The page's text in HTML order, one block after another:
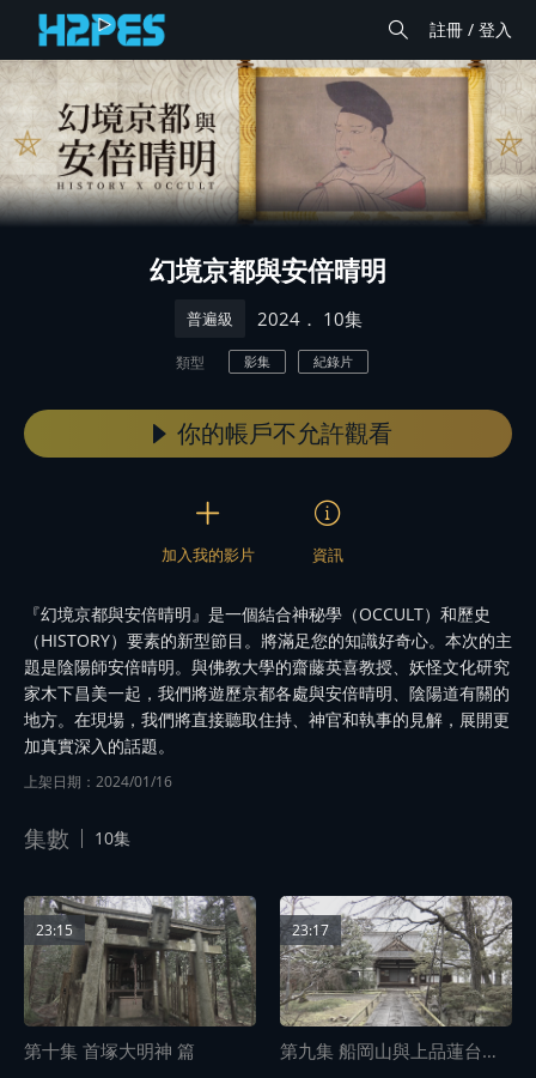
註冊 / 登入
幻境京都與安倍晴明
普遍級 2024． 10集
類型 影集 紀錄片
你的帳戶不允許觀看
加入我的影片 資訊
『幻境京都與安倍晴明』是一個結合神秘學（OCCULT）和歷史
（HISTORY）要素的新型節目。將滿足您的知識好奇心。本次的主
題是陰陽師安倍晴明。與佛教大學的齋藤英喜教授、妖怪文化研究
家木下昌美一起，我們將遊歷京都各處與安倍晴明、陰陽道有關的
地方。在現場，我們將直接聽取住持、神官和執事的見解，展開更
加真實深入的話題。
上架日期：2024/01/16
集數 10集
第十集 首塚大明神 篇
23:15
第九集 船岡山與上品蓮台寺 篇
23:17